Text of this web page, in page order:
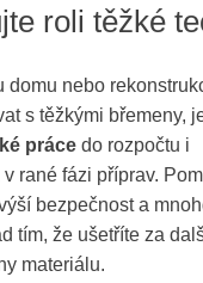
roli těžké
domu nebo
s těžkými břemeny,
práce do rozpočtu i
rané fázi příprav.
bezpečnost a
tím, že ušetříte za
materiálu.